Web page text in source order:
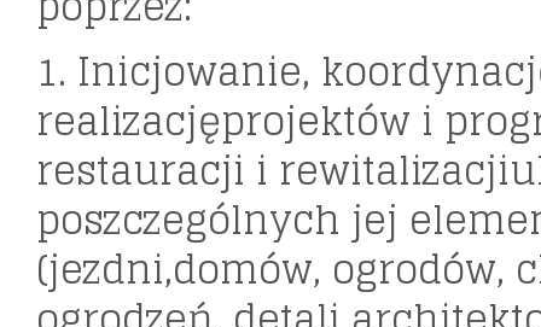
1. Inicjowanie,
realizacjęprojektów i
restauracji i
poszczególnych jej
(jezdni,domów, ogrodów,